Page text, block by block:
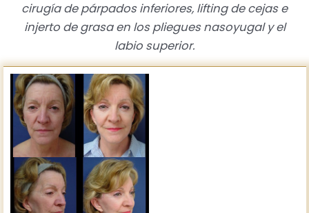
cirugía de párpados inferiores, lifting de cejas e
injerto de grasa en los pliegues nasoyugal y el
labio superior.